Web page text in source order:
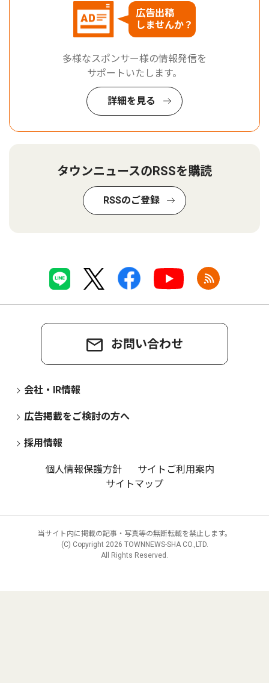
広告出稿
しませんか？
多様なスポンサー様の情報発信を
サポートいたします。
詳細を見る
タウンニュースのRSSを購読
RSSのご登録
お問い合わせ
会社・IR情報
広告掲載をご検討の方へ
採用情報
個人情報保護方針
サイトご利用案内
サイトマップ
当サイト内に掲載の記事・写真等の無断転載を禁止します。
(C) Copyright 2026 TOWNNEWS-SHA CO.,LTD.
All Rights Reserved.